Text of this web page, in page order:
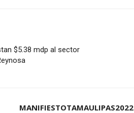
$5.38 mdp al sector
MANIFIESTOTAMAULIPAS2022